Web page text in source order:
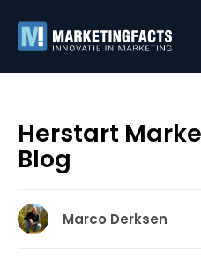
Herstart
Blog
Marco Derksen